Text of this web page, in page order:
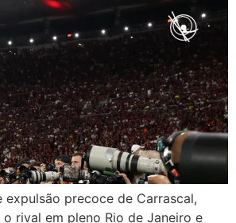
precoce de Carrascal,
rival em pleno Rio de Janeiro e